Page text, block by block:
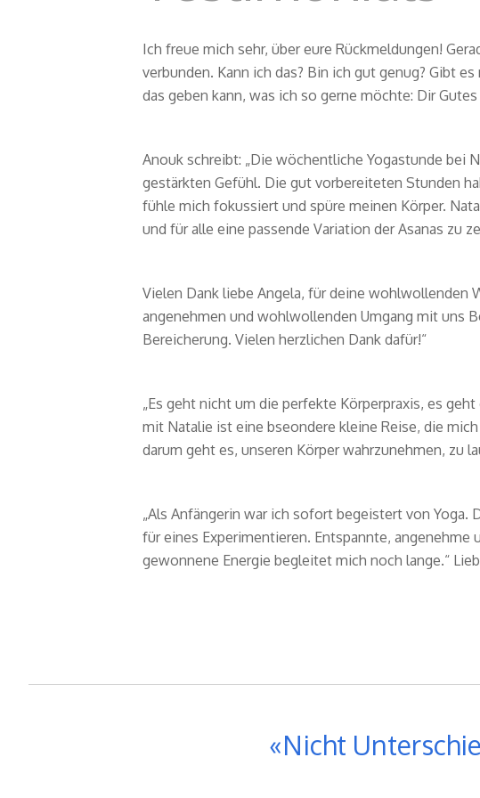
Ich freue mich sehr, über eure Rückmeldungen!
verbunden. Kann ich das? Bin ich gut genug? Gibt
das geben kann, was ich so gerne möchte: Dir
Anouk schreibt: „Die wöchentliche Yogastunde bei
gestärkten Gefühl. Die gut vorbereiteten Stunden
fühle mich fokussiert und spüre meinen Körper.
und für alle eine passende Variation der Asanas zu
Vielen Dank liebe Angela, für deine wohlwollenden
angenehmen und wohlwollenden Umgang mit uns
Bereicherung. Vielen herzlichen Dank dafür!“
„Es geht nicht um die perfekte Körperpraxis, es
mit Natalie ist eine bseondere kleine Reise, die
darum geht es, unseren Körper wahrzunehmen, zu
„Als Anfängerin war ich sofort begeistert von
für eines Experimentieren. Entspannte, angenehme
gewonnene Energie begleitet mich noch lange.“
Nicht